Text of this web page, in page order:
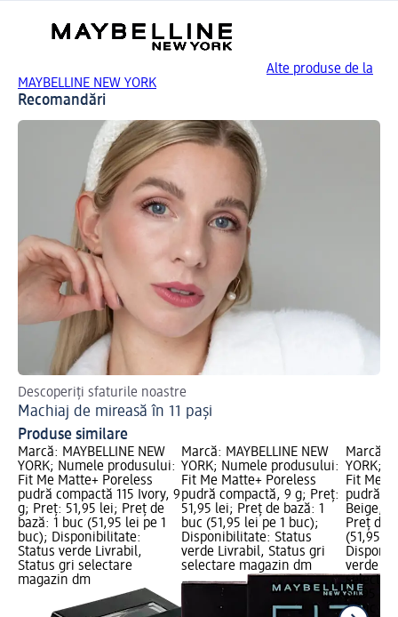
Alte produse de la
MAYBELLINE NEW YORK
Recomandări
Descoperiți sfaturile noastre
Machiaj de mireasă în 11 pași
Produse similare
Marcă: MAYBELLINE NEW
YORK; Numele produsului:
Fit Me Matte+ Poreless
pudră compactă 115 Ivory, 9
g; Preț: 51,95 lei; Preț de
bază: 1 buc (51,95 lei pe 1
buc); Disponibilitate:
Status verde Livrabil,
Status gri selectare
magazin dm
Marcă: MAYBELLINE NEW
YORK; Numele produsului:
Fit Me Matte+ Poreless
pudră compactă, 9 g; Preț:
51,95 lei; Preț de bază: 1
buc (51,95 lei pe 1 buc);
Disponibilitate: Status
verde Livrabil, Status gri
selectare magazin dm
Marcă:
YORK;
Fit Me
pudră
Beige,
Preț de
(51,95
verde
51,95 lei
1 buc